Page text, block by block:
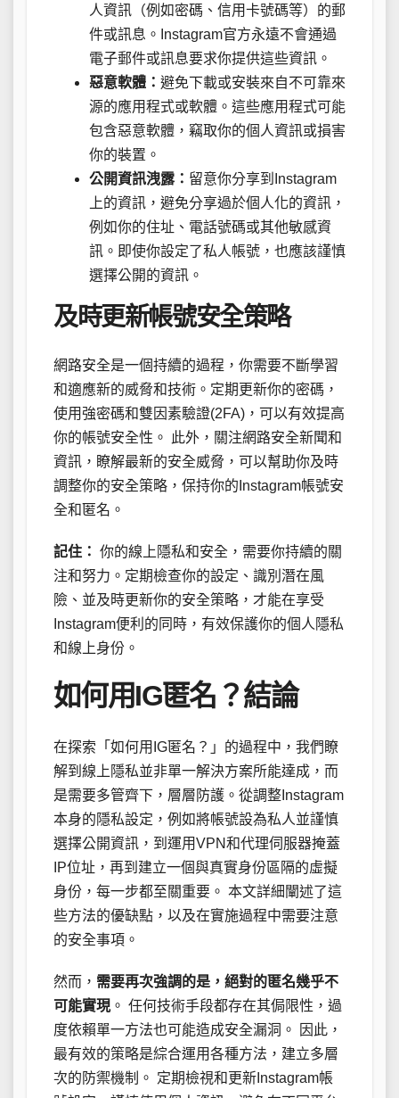
人資訊（例如密碼、信用卡號碼等）的郵
件或訊息。Instagram官方永遠不會通過
電子郵件或訊息要求你提供這些資訊。
惡意軟體： 避免下載或安裝來自不可靠來
源的應用程式或軟體。這些應用程式可能
包含惡意軟體，竊取你的個人資訊或損害
你的裝置。
公開資訊洩露： 留意你分享到Instagram
上的資訊，避免分享過於個人化的資訊，
例如你的住址、電話號碼或其他敏感資
訊。即使你設定了私人帳號，也應該謹慎
選擇公開的資訊。
及時更新帳號安全策略
網路安全是一個持續的過程，你需要不斷學習
和適應新的威脅和技術。定期更新你的密碼，
使用強密碼和雙因素驗證(2FA)，可以有效提高
你的帳號安全性。 此外，關注網路安全新聞和
資訊，瞭解最新的安全威脅，可以幫助你及時
調整你的安全策略，保持你的Instagram帳號安
全和匿名。
記住： 你的線上隱私和安全，需要你持續的關
注和努力。定期檢查你的設定、識別潛在風
險、並及時更新你的安全策略，才能在享受
Instagram便利的同時，有效保護你的個人隱私
和線上身份。
如何用IG匿名？結論
在探索「如何用IG匿名？」的過程中，我們瞭
解到線上隱私並非單一解決方案所能達成，而
是需要多管齊下，層層防護。從調整Instagram
本身的隱私設定，例如將帳號設為私人並謹慎
選擇公開資訊，到運用VPN和代理伺服器掩蓋
IP位址，再到建立一個與真實身份區隔的虛擬
身份，每一步都至關重要。 本文詳細闡述了這
些方法的優缺點，以及在實施過程中需要注意
的安全事項。
然而， 需要再次強調的是，絕對的匿名幾乎不
可能實現 。 任何技術手段都存在其侷限性，過
度依賴單一方法也可能造成安全漏洞。 因此，
最有效的策略是綜合運用各種方法，建立多層
次的防禦機制。 定期檢視和更新Instagram帳